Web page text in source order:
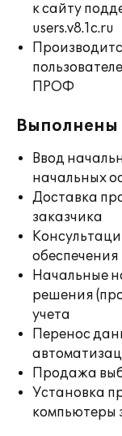
к сайту
users.v8.1c.ru
ПРОФ
Выполнены
Ввод
начальных
Доставка
заказчика
Начальные
решения
учета
Перенос
Продажа
Установка
компьютеры